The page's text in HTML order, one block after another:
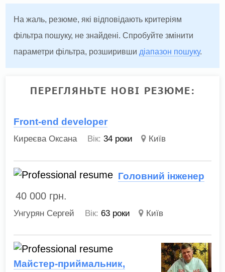
На жаль, резюме, які відповідають критеріям
фільтра пошуку, не знайдені. Спробуйте змінити
параметри фільтра, розширивши діапазон пошуку.
ПЕРЕГЛЯНЬТЕ НОВІ РЕЗЮМЕ:
Front-end developer
Киреєва Оксана Вік: 34 роки Київ
Головний інженер
40 000 грн.
Унгурян Сергей Вік: 63 роки Київ
Майстер-приймальник,